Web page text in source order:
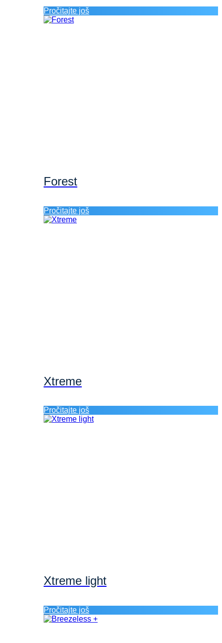
Pročitajte još
Forest
Pročitajte još
Xtreme
Pročitajte još
Xtreme light
Pročitajte još